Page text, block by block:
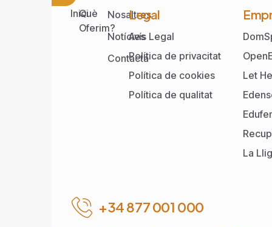
IniciQuè
Oferim?
Nosaltres
Notícies
Contacta
Legal
Avís Legal
Política de privacitat
Política de cookies
Política de qualitat
Let
La
+34 877 001 000